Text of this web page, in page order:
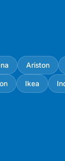
Ariston
Ikea